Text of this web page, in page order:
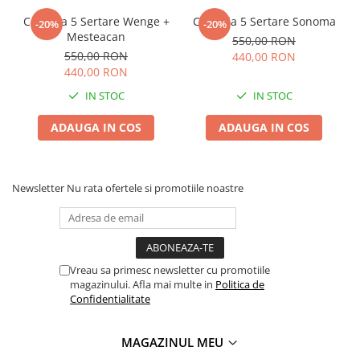
-20%
Comoda 5 Sertare Wenge +
Mesteacan
550,00 RON
440,00 RON
IN STOC
ADAUGA IN COS
-20%
Comoda 5 Sertare Sonoma
550,00 RON
440,00 RON
IN STOC
ADAUGA IN COS
Newsletter Nu rata ofertele si promotiile noastre
Vreau sa primesc newsletter cu promotiile
magazinului. Afla mai multe in Politica de
Confidentialitate
MAGAZINUL MEU